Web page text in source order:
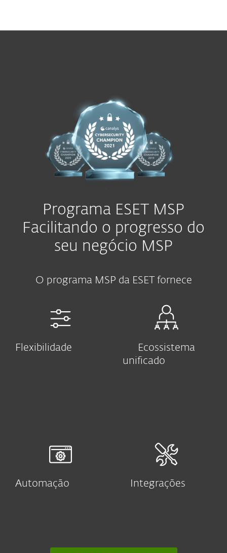
Programa ESET MSP
Facilitando o progresso do
seu negócio MSP
O programa MSP da ESET fornece
Flexibilidade
Ecossistema
unificado
Automação Integrações